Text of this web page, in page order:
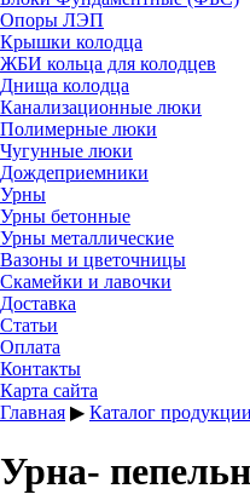
Опоры ЛЭП
Крышки колодца
ЖБИ кольца для колодцев
Днища колодца
Канализационные люки
Полимерные люки
Чугунные люки
Дождеприемники
Урны
Урны бетонные
Урны металлические
Вазоны и цветочницы
Скамейки и лавочки
Доставка
Статьи
Оплата
Контакты
Карта сайта
Главная ▶ Каталог продукции
Урна-